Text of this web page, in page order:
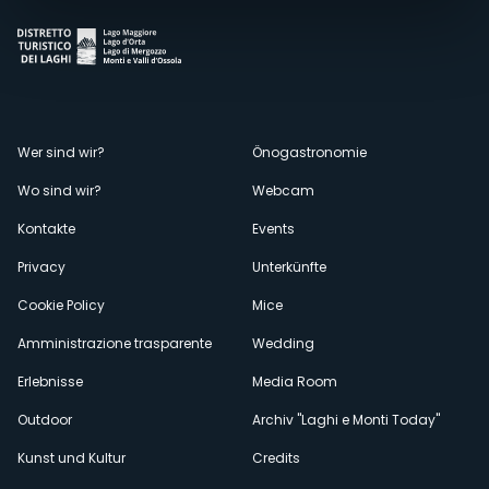
Menù
secondario
Wer sind wir?
Wo sind wir?
Kontakte
Privacy
Cookie Policy
Amministrazione trasparente
Erlebnisse
Outdoor
Kunst und Kultur
Önogastronomie
Webcam
Events
Unterkünfte
Mice
Wedding
Media Room
Archiv "Laghi e Monti Today"
Credits